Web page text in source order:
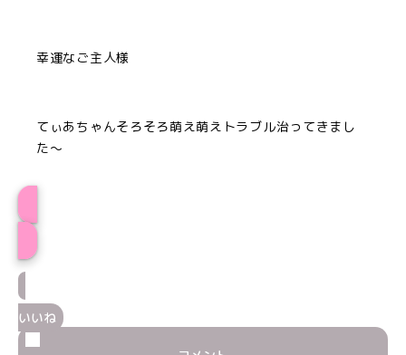
幸運なご主人様
てぃあちゃんそろそろ萌え萌えトラブル治ってきまし
た〜
いいね